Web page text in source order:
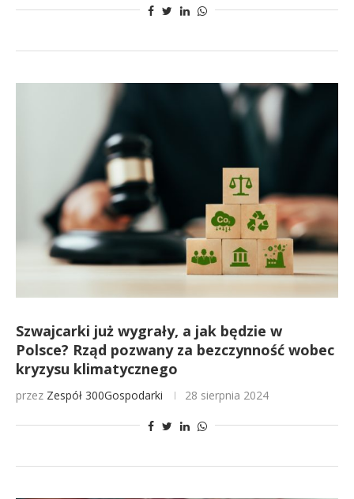
Szwajcarki już wygrały, a jak będzie w
Polsce? Rząd pozwany za bezczynność wobec
kryzysu klimatycznego
przez Zespół 300Gospodarki 28 sierpnia 2024